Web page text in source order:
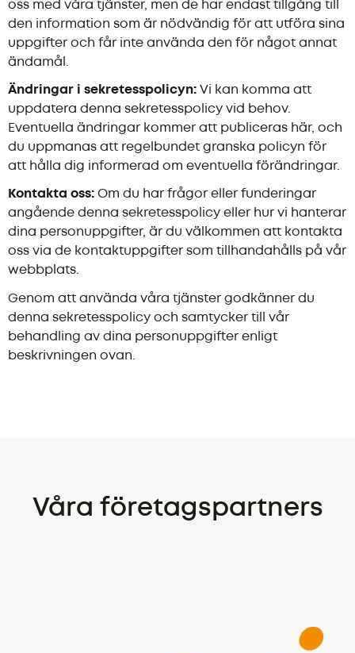
oss med våra tjänster, men de har endast tillgång till
den information som är nödvändig för att utföra sina
uppgifter och får inte använda den för något annat
ändamål.
Ändringar i sekretesspolicyn: Vi kan komma att
uppdatera denna sekretesspolicy vid behov.
Eventuella ändringar kommer att publiceras här, och
du uppmanas att regelbundet granska policyn för
att hålla dig informerad om eventuella förändringar.
Kontakta oss: Om du har frågor eller funderingar
angående denna sekretesspolicy eller hur vi hanterar
dina personuppgifter, är du välkommen att kontakta
oss via de kontaktuppgifter som tillhandahålls på vår
webbplats.
Genom att använda våra tjänster godkänner du
denna sekretesspolicy och samtycker till vår
behandling av dina personuppgifter enligt
beskrivningen ovan.
Våra företagspartners